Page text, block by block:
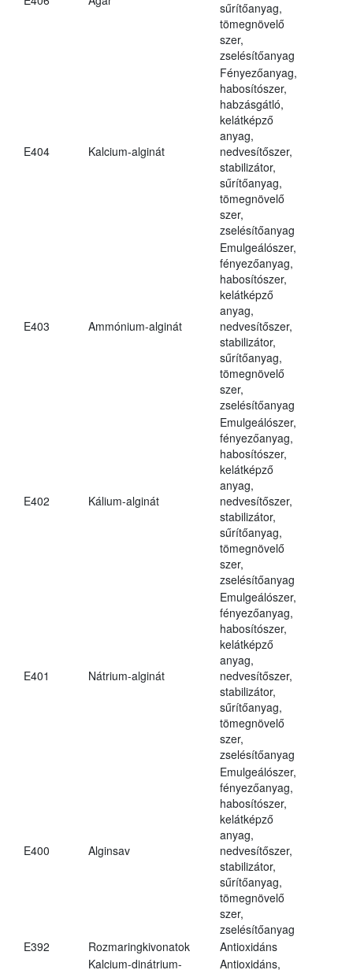
sűrítőanyag,
tömegnövelő
szer,
zselésítőanyag
E404 Kalcium-alginát
Fényezőanyag,
habosítószer,
habzásgátló,
kelátképző
anyag,
nedvesítőszer,
stabilizátor,
sűrítőanyag,
tömegnövelő
szer,
zselésítőanyag
E403 Ammónium-alginát
Emulgeálószer,
fényezőanyag,
habosítószer,
kelátképző
anyag,
nedvesítőszer,
stabilizátor,
sűrítőanyag,
tömegnövelő
szer,
zselésítőanyag
E402 Kálium-alginát
Emulgeálószer,
fényezőanyag,
habosítószer,
kelátképző
anyag,
nedvesítőszer,
stabilizátor,
sűrítőanyag,
tömegnövelő
szer,
zselésítőanyag
E401 Nátrium-alginát
Emulgeálószer,
fényezőanyag,
habosítószer,
kelátképző
anyag,
nedvesítőszer,
stabilizátor,
sűrítőanyag,
tömegnövelő
szer,
zselésítőanyag
E400 Alginsav
Emulgeálószer,
fényezőanyag,
habosítószer,
kelátképző
anyag,
nedvesítőszer,
stabilizátor,
sűrítőanyag,
tömegnövelő
szer,
zselésítőanyag
E392
Rozmaringkivonatok Antioxidáns
Kalcium-dinátrium-
Antioxidáns,